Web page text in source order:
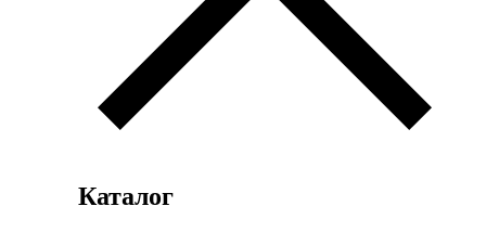
Каталог